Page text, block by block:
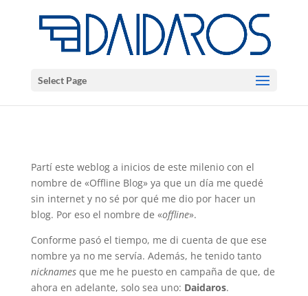
Select Page
Partí­ este weblog a inicios de este milenio con el
nombre de «Offline Blog» ya que un dí­a me quedé
sin internet y no sé por qué me dio por hacer un
blog. Por eso el nombre de «offline».
Conforme pasó el tiempo, me di cuenta de que ese
nombre ya no me servía. Además, he tenido tanto
nicknamesque me he puesto en campaña de que, de
ahora en adelante, solo sea uno: Daidaros.